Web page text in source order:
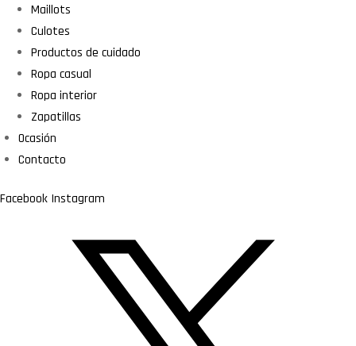
Maillots
Culotes
Productos de cuidado
Ropa casual
Ropa interior
Zapatillas
Ocasión
Contacto
Facebook Instagram